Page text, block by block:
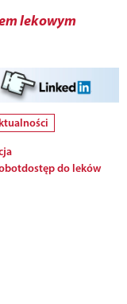
lekowym
dostęp do leków